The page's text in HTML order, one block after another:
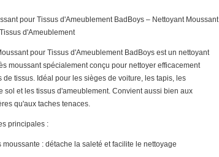
pour Tissus d'Ameublement BadBoys – Nettoyant Moussant
d'Ameublement
pour Tissus d'Ameublement BadBoys est un nettoyant
moussant spécialement conçu pour nettoyer efficacement
de tissus. Idéal pour les sièges de voiture, les tapis, les
sol et les tissus d'ameublement. Convient aussi bien aux
qu'aux taches tenaces.
principales :
moussante : détache la saleté et facilite le nettoyage